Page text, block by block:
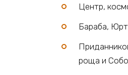
Центр,
Бараба,
роща и